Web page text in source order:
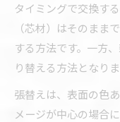
タイミングで交換す
（芯材）はそのまま
する方法です。一方
り替える方法となりま
張替えは、表面の色
メージが中心の場合